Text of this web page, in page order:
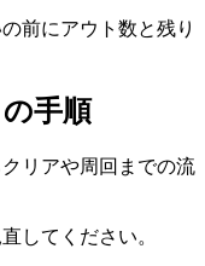
前にアウト数と残り
手順
リアや周回までの流
してください。